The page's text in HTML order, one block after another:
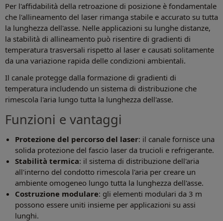
Per l'affidabilità della retroazione di posizione è fondamentale
che l'allineamento del laser rimanga stabile e accurato su tutta
la lunghezza dell'asse. Nelle applicazioni su lunghe distanze,
la stabilità di allineamento può risentire di gradienti di
temperatura trasversali rispetto al laser e causati solitamente
da una variazione rapida delle condizioni ambientali.
Il canale protegge dalla formazione di gradienti di
temperatura includendo un sistema di distribuzione che
rimescola l'aria lungo tutta la lunghezza dell'asse.
Funzioni e vantaggi
Protezione del percorso del laser: il canale fornisce una
solida protezione del fascio laser da trucioli e refrigerante.
Stabilità termica: il sistema di distribuzione dell'aria
all'interno del condotto rimescola l'aria per creare un
ambiente omogeneo lungo tutta la lunghezza dell'asse.
Costruzione modulare: gli elementi modulari da 3 m
possono essere uniti insieme per applicazioni su assi
lunghi.